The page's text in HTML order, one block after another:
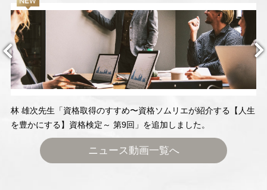
ニュース動画一覧へ
林 雄次先生「資格取得のすすめ〜資格ソムリエが紹介する【人生
を豊かにする】資格検定～ 第9回」を追加しました。